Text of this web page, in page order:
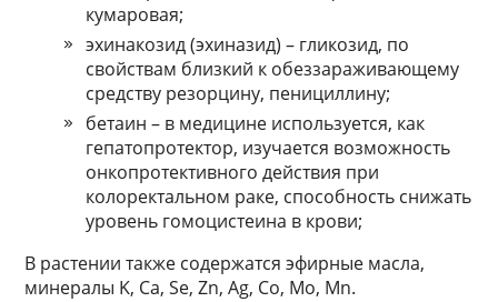
кумаровая;
эхинакозид (эхиназид) – гликозид, по
свойствам близкий к обеззараживающему
средству резорцину, пенициллину;
бетаин – в медицине используется, как
гепатопротектор, изучается возможность
онкопротективного действия при
колоректальном раке, способность снижать
уровень гомоцистеина в крови;
В растении также содержатся эфирные масла,
минералы K, Ca, Se, Zn, Ag, Co, Mo, Mn.